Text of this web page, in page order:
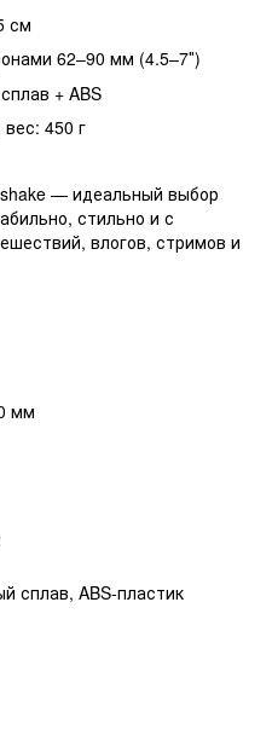
см
62–90 мм (4.5–7″)
+ ABS
450 г
— идеальный выбор
стильно и с
влогов, стримов и
мм
сплав, ABS-пластик